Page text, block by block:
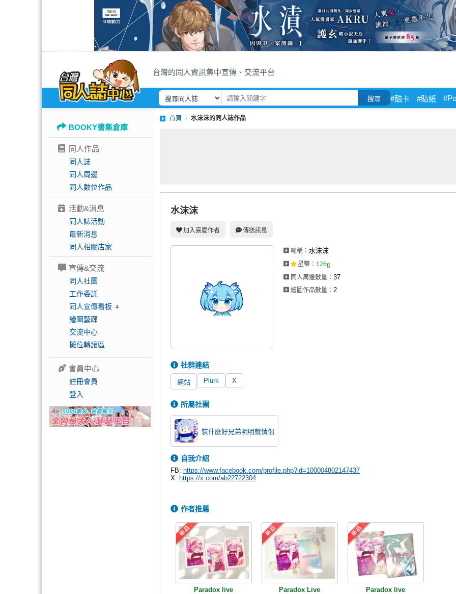
台灣的同人資訊集中宣傳、交流平台
搜尋 #酷卡 #貼紙
BOOKY書集倉庫
同人作品
同人誌
同人周邊
同人數位作品
活動&消息
同人誌活動
最新消息
同人相關店家
宣傳&交流
同人社團
工作委託
同人宣傳看板 4
繪圖藝廊
交流中心
攤位轉讓區
會員中心
註冊會員
登入
首頁 水沫沫的同人誌作品
水沫沫
加入喜愛作者 傳送訊息
暱稱： 水沫沫
星幣 ： 126g
同人周邊數量： 37
繪圖作品數量： 2
社群連結
網站 Plurk X
所屬社團
裝什麼好兄弟明明就情侶
自我介紹
FB: https://www.facebook.com/profile.php?id=100004802147437
X: https://x.com/ab22722304
作者推薦
Paradox live
Paradox Live
Paradox live